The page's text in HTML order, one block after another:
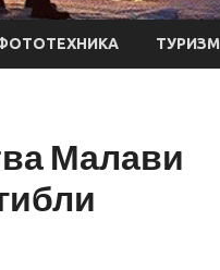
ТУРИЗМ
Малави